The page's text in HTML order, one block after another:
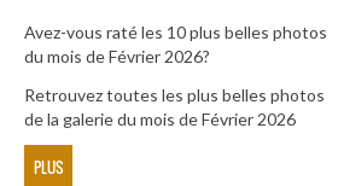
Avez-vous raté les 10 plus belles photos
du mois de Février 2026?
Retrouvez toutes les plus belles photos
de la galerie du mois de Février 2026
PLUS